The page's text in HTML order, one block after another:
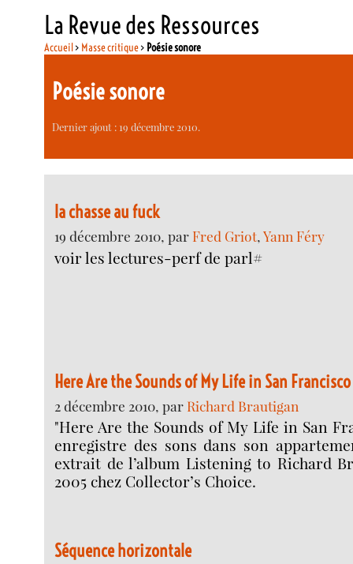
La Revue des Ressources
Accueil> Masse critique> Poésie sonore
Poésie sonore
Dernier ajout : 19 décembre 2010.
la chasse au fuck
19 décembre 2010, parFred Griot,Yann Féry
voir les lectures-perf de parl#
Here Are the Sounds of My Life in San Francisco
2 décembre 2010, par Richard Brautigan
"Here Are the Sounds of My Life in San
enregistre des sons dans son
extrait de l’album Listening to Richard
2005 chez Collector’s Choice.
Séquence horizontale